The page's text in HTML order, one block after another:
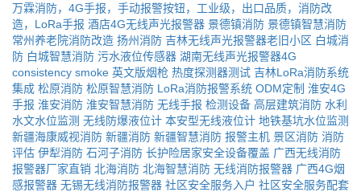
万霖消防，4G手报，手动报警按钮，工业级，出口品质，消防改
造，LoRa手报 酒店4G无线声光报警器 景德镇消防 景德镇智慧消防
常州养老院消防改造 扬州消防 吉林无线声光报警器老旧小区 白城消
防 白城智慧消防 污水液位传感器 湖南无线声光报警器4G
consistency smoke 英文版烟枪 热度探测器测试 吉林LoRa消防系统
集成 松原消防 松原智慧消防 LoRa消防报警系统 ODM定制 淮安4G
手报 淮安消防 淮安智慧消防 无线手报 检测设备 高层建筑消防 水利
水文水位监测 无线防爆液位计 本安型无线液位计 地铁基坑水位监测
新疆海康威视消防 新疆消防 新疆智慧消防 报警主机 景区消防 消防
评估 伊犁消防 石河子消防 长护险居家安全设备覆盖 广西无线消防
报警器厂家直销 北海消防 北海智慧消防 无线消防报警器 广西4G烟
感报警器 无锡无线消防报警器 社区安全服务入户 社区安全服务配套